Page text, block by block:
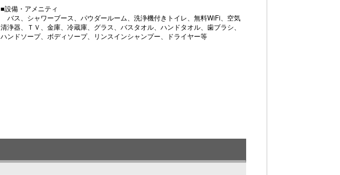
■設備・アメニティ
バス、シャワーブース、パウダールーム、洗浄機付きトイレ、無料WiFi、空気
清浄器、ＴＶ、金庫、冷蔵庫、グラス、バスタオル、ハンドタオル、歯ブラシ、
ハンドソープ、ボディソープ、リンスインシャンプー、ドライヤー等